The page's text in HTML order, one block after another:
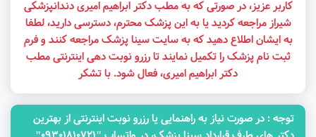
کاربر عزیز، در صورتی که به مطب دکتر ابراهیم امیری دندانپزشکی
شیراز مراجعه کردید یا به این پزشک محترم، دسترسی دارید، لطفا
به ایشان اطلاع دهید که به سایت سینا پزشک مراجعه کنند و فرم
ثبت نام پزشک را تکمیل نمایند تا رزرو نوبت دهی اینترنتی مطب
دکتر ابراهیم امیری، فعال شود. با تشکر
توجه‌ : در صورت نیاز به راهنمایی یا رزرو نوبت اینترنتی از بهترین